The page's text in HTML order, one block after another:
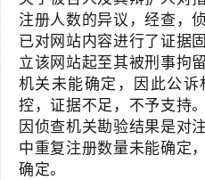
注册人数的异议，经查，
已对网站内容进行了证据
立该网站起至其被刑事拘
机关未能确定，因此公
控，证据不足，不予支持
因侦查机关勘验结果是对
中重复注册数量未能确定
确定。